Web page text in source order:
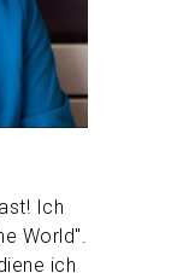
Ich
World".
ich